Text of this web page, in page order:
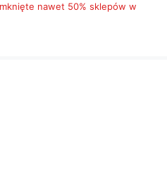
nawet 50% sklepów w